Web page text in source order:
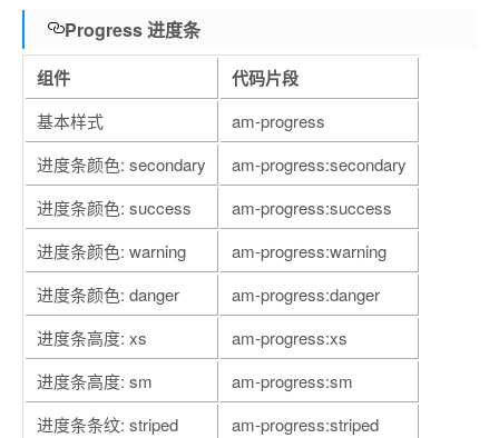
Progress 进度条
组件 代码片段
基本样式
am-progress
进度条颜色: secondary
am-progress:secondary
进度条颜色: success
am-progress:success
进度条颜色: warning
am-progress:warning
进度条颜色: danger
am-progress:danger
进度条高度: xs
am-progress:xs
进度条高度: sm
am-progress:sm
进度条条纹: striped
am-progress:striped